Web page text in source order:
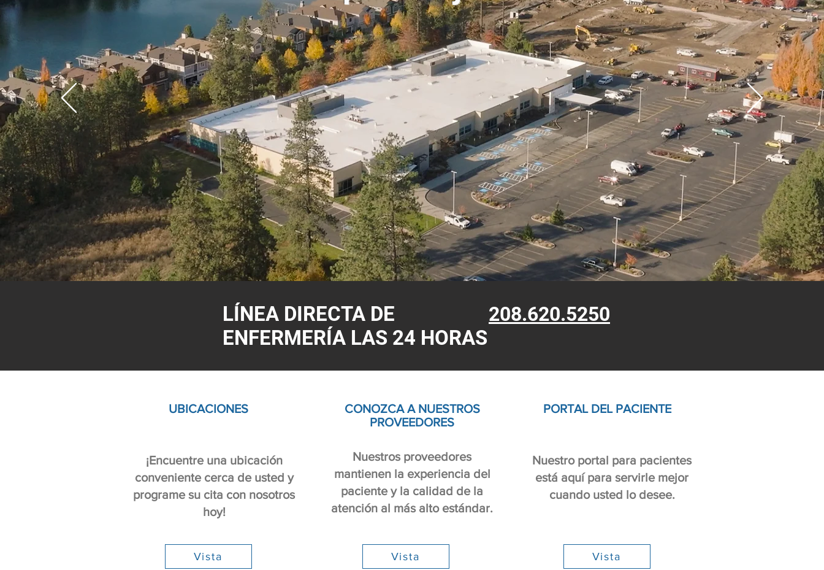
LÍNEA DIRECTA DE
ENFERMERÍA LAS 24 HORAS
208.620.5250
UBICACIONES
¡Encuentre una ubicación
conveniente cerca de usted y
programe su cita con nosotros
hoy!
Vista
CONOZCA A NUESTROS
PROVEEDORES
Nuestros proveedores
mantienen la experiencia del
paciente y la calidad de la
atención al más alto estándar.
Vista
PORTAL DEL PACIENTE
Nuestro portal para pacientes
está aquí para servirle mejor
cuando usted lo desee.
Vista